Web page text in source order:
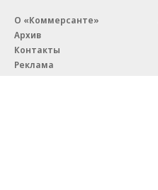
О «Коммерсанте»
Архив
Контакты
Реклама